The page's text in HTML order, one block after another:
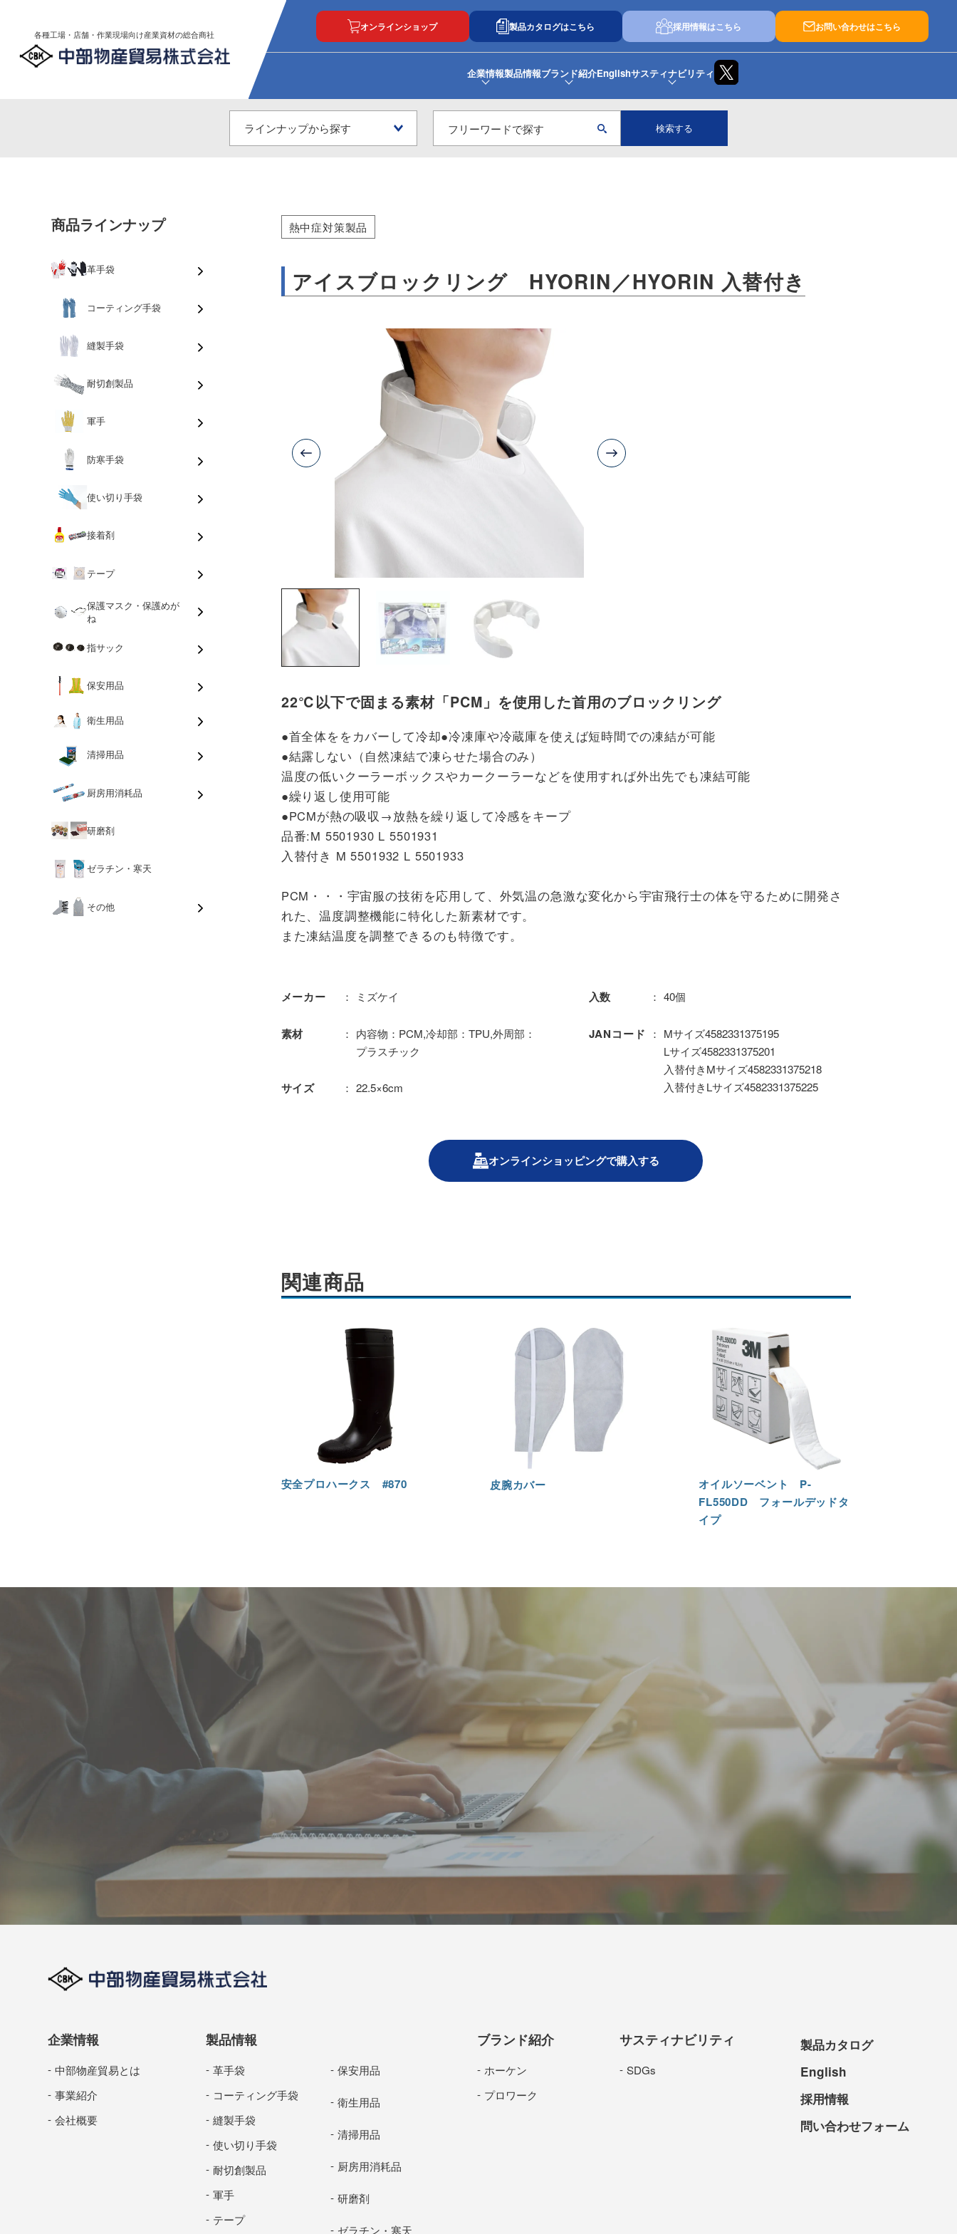
各種工場・店舗・作業現場向け産業資材の総合商社
オンラインショップ 製品カタログはこちら 採用情報はこちら お問い合わせはこちら
企業情報製品情報ブランド紹介Englishサスティナビリティ
検索する
商品ラインナップ
革手袋
コーティング手袋
縫製手袋
耐切創製品
軍手
防寒手袋
使い切り手袋
接着剤
テープ
保護マスク・保護めが
ね
指サック
保安用品
衛生用品
清掃用品
厨房用消耗品
研磨剤
ゼラチン・寒天
その他
熱中症対策製品
アイスブロックリング HYORIN／HYORIN 入替付き
22℃以下で固まる素材「PCM」を使用した首用のブロックリング
●首全体ををカバーして冷却●冷凍庫や冷蔵庫を使えば短時間での凍結が可能
●結露しない（自然凍結で凍らせた場合のみ）
温度の低いクーラーボックスやカークーラーなどを使用すれば外出先でも凍結可能
●繰り返し使用可能
●PCMが熱の吸収→放熱を繰り返して冷感をキープ
品番:M 5501930 L 5501931
入替付き M 5501932 L 5501933
PCM・・・宇宙服の技術を応用して、外気温の急激な変化から宇宙飛行士の体を守るために開発さ
れた、温度調整機能に特化した新素材です。
また凍結温度を調整できるのも特徴です。
メーカー ミズケイ
素材
内容物：PCM,冷却部：TPU,外周部：
プラスチック
サイズ 22.5×6cm
入数 40個
JANコード
Mサイズ4582331375195
Lサイズ4582331375201
入替付きMサイズ4582331375218
入替付きLサイズ4582331375225
オンラインショッピングで購入する
関連商品
安全プロハークス #870 皮腕カバー
オイルソーベント P-
FL550DD フォールデッドタ
イプ
企業情報
中部物産貿易とは
事業紹介
会社概要
製品情報
革手袋
コーティング手袋
縫製手袋
使い切り手袋
耐切創製品
軍手
テープ
保安用品
衛生用品
清掃用品
厨房用消耗品
研磨剤
ゼラチン・寒天
ブランド紹介
ホーケン
プロワーク
サスティナビリティ
SDGs
製品カタログ
English
採用情報
問い合わせフォーム